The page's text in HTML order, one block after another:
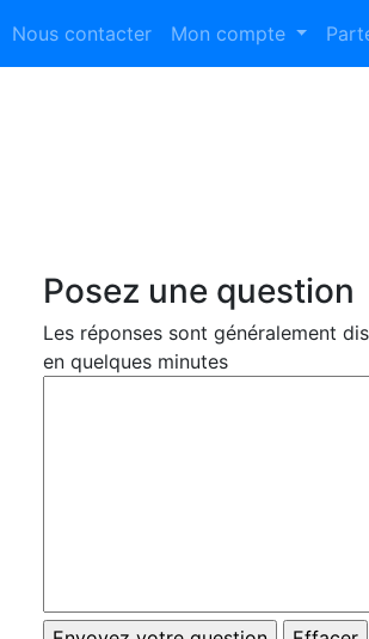
Nous contacter Mon compte
Posez une question
Les réponses sont généralement
en quelques minutes